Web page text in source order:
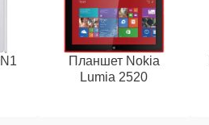
Планшет Nokia
Lumia 2520